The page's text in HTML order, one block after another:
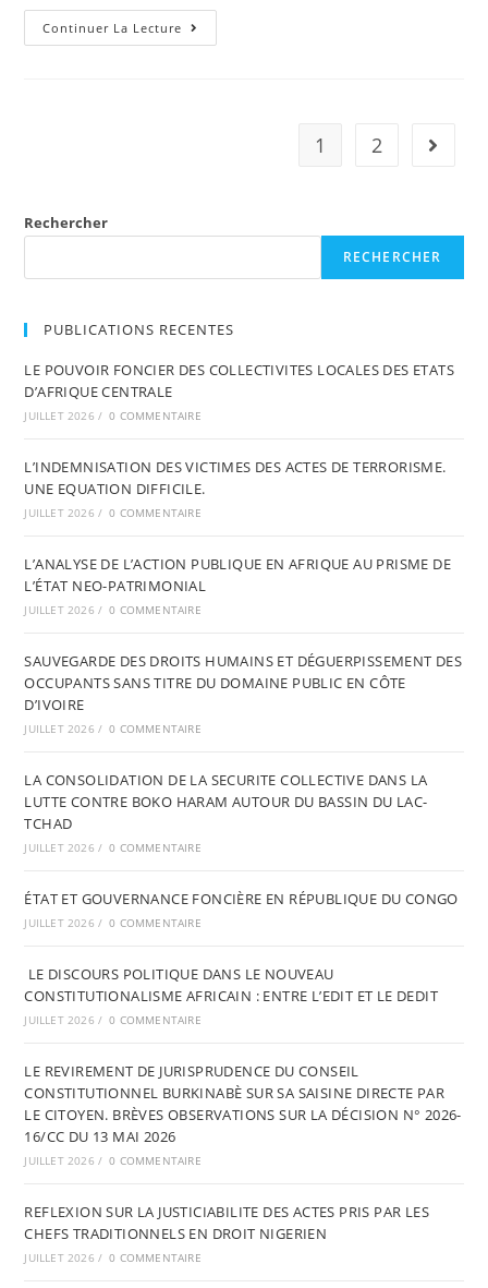
Continuer La Lecture Le
Difficile
1 2 Aller à
Rechercher
RECHERCHER
PUBLICATIONS RECENTES
LE POUVOIR FONCIER DES COLLECTIVITES LOCALES DES ETATS
D’AFRIQUE CENTRALE
JUILLET 2026 / 0 COMMENTAIRE
L’INDEMNISATION DES VICTIMES DES ACTES DE TERRORISME.
UNE EQUATION DIFFICILE.
JUILLET 2026 / 0 COMMENTAIRE
L’ANALYSE DE L’ACTION PUBLIQUE EN AFRIQUE AU PRISME DE
L’ÉTAT NEO-PATRIMONIAL
JUILLET 2026 / 0 COMMENTAIRE
SAUVEGARDE DES DROITS HUMAINS ET DÉGUERPISSEMENT DES
OCCUPANTS SANS TITRE DU DOMAINE PUBLIC EN CÔTE
D’IVOIRE
JUILLET 2026 / 0 COMMENTAIRE
LA CONSOLIDATION DE LA SECURITE COLLECTIVE DANS LA
LUTTE CONTRE BOKO HARAM AUTOUR DU BASSIN DU LAC-
TCHAD
JUILLET 2026 / 0 COMMENTAIRE
ÉTAT ET GOUVERNANCE FONCIÈRE EN RÉPUBLIQUE DU CONGO
JUILLET 2026 / 0 COMMENTAIRE
LE DISCOURS POLITIQUE DANS LE NOUVEAU
CONSTITUTIONALISME AFRICAIN : ENTRE L’EDIT ET LE DEDIT
JUILLET 2026 / 0 COMMENTAIRE
LE REVIREMENT DE JURISPRUDENCE DU CONSEIL
CONSTITUTIONNEL BURKINABÈ SUR SA SAISINE DIRECTE PAR
LE CITOYEN. BRÈVES OBSERVATIONS SUR LA DÉCISION N° 2026-
16/CC DU 13 MAI 2026
JUILLET 2026 / 0 COMMENTAIRE
REFLEXION SUR LA JUSTICIABILITE DES ACTES PRIS PAR LES
CHEFS TRADITIONNELS EN DROIT NIGERIEN
JUILLET 2026 / 0 COMMENTAIRE